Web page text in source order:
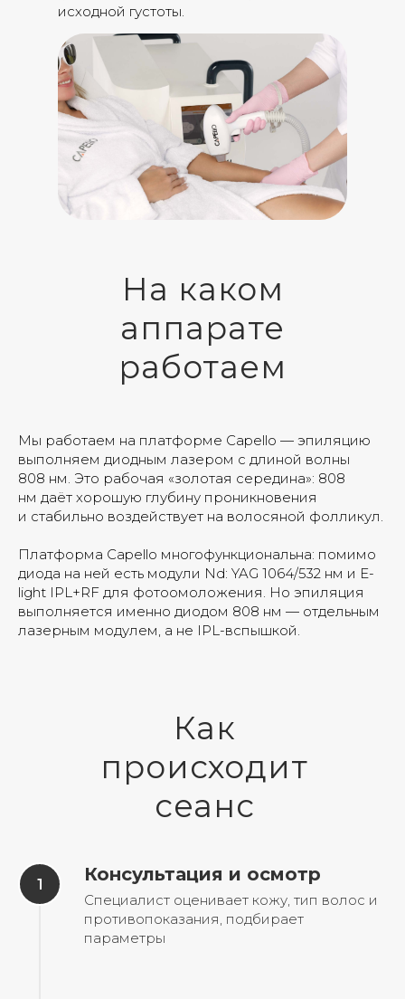
исходной густоты.
На каком
аппарате
работаем
Мы работаем на платформе Capello — эпиляцию
выполняем диодным лазером с длиной волны
808 нм. Это рабочая «золотая середина»: 808
нм даёт хорошую глубину проникновения
и стабильно воздействует на волосяной фолликул.
Платформа Capello многофункциональна: помимо
диода на ней есть модули Nd: YAG 1064/532 нм и E-
light IPL+RF для фотоомоложения. Но эпиляция
выполняется именно диодом 808 нм — отдельным
лазерным модулем, а не IPL-вспышкой.
Как
происходит
сеанс
Консультация и осмотр
Специалист оценивает кожу, тип волос и
противопоказания, подбирает
параметры